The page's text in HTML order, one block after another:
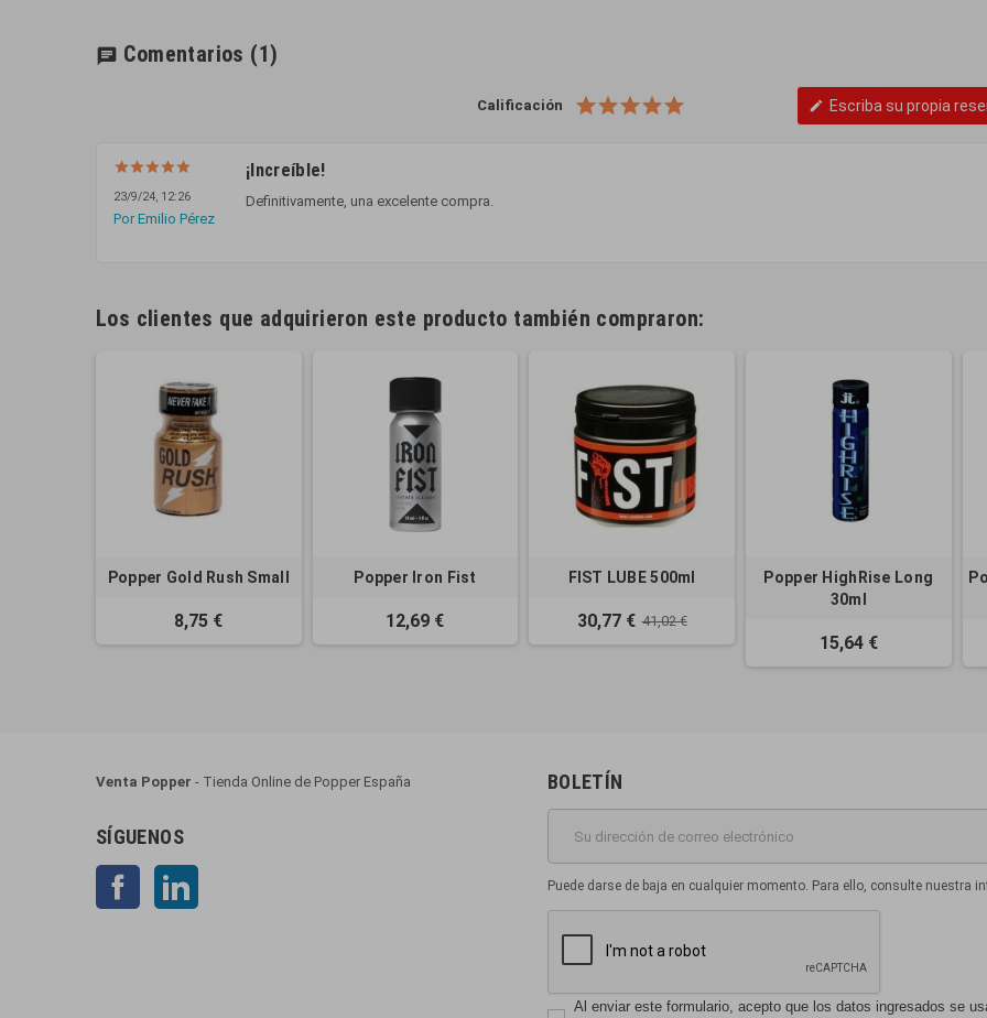
chat Comentarios (1)
Calificación edit Escriba su propia
23/9/24, 12:26
Por Emilio Pérez
¡Increíble!
Definitivamente, una excelente compra.
Los clientes que adquirieron este producto también compraron:
Popper Gold Rush Small
8,75 €
Popper Iron Fist
12,69 €
FIST LUBE 500ml
30,77 € 41,02 €
Popper HighRise Long
30ml
15,64 €
Venta Popper - Tienda Online de Popper España
SÍGUENOS
Facebook
BOLETÍN
Puede darse de baja en cualquier momento. Para ello, consulte nuestra
Al enviar este formulario, acepto que los datos ingresados se